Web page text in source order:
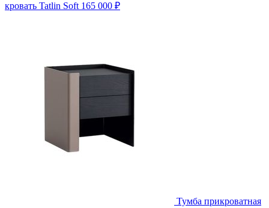
кровать Tatlin Soft 165 000 ₽
Тумба прикроватная